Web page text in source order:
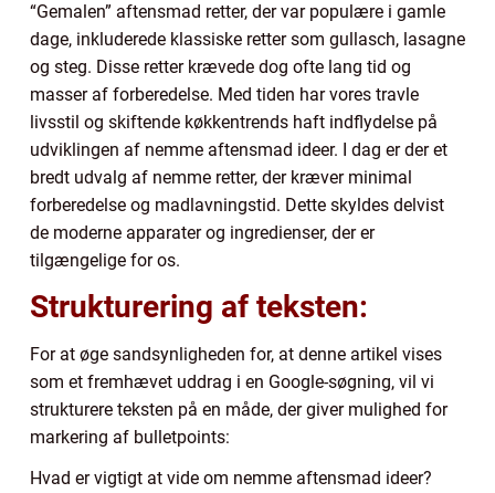
“Gemalen” aftensmad retter, der var populære i gamle
dage, inkluderede klassiske retter som gullasch, lasagne
og steg. Disse retter krævede dog ofte lang tid og
masser af forberedelse. Med tiden har vores travle
livsstil og skiftende køkkentrends haft indflydelse på
udviklingen af nemme aftensmad ideer. I dag er der et
bredt udvalg af nemme retter, der kræver minimal
forberedelse og madlavningstid. Dette skyldes delvist
de moderne apparater og ingredienser, der er
tilgængelige for os.
Strukturering af teksten:
For at øge sandsynligheden for, at denne artikel vises
som et fremhævet uddrag i en Google-søgning, vil vi
strukturere teksten på en måde, der giver mulighed for
markering af bulletpoints:
Hvad er vigtigt at vide om nemme aftensmad ideer?